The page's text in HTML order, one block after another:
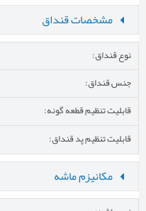
مشخصات قنداق
نوع قنداق:
جنس قنداق:
قابلیت تنظیم قطعه گونه:
قابلیت تنظیم پد قنداق:
مکانیزم ماشه